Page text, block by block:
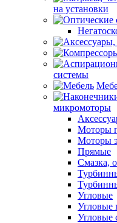
на установки
системы
микромоторы
Моторы
Моторы
Прямые
Смазка,
Угловые
Угловые